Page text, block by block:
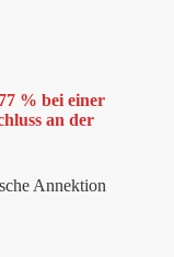
% bei einer
an der
Annektion